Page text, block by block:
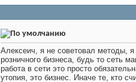
Алексеич, я не советовал методы,
розничного бизнеса, будь то сеть
работа в сети это просто
утопия, это бизнес. Иначе те, кто